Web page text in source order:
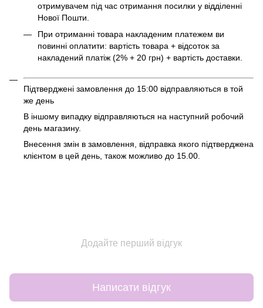
отримувачем під час отримання посилки у відділенні
Нової Пошти.
При отриманні товара накладеним платежем ви
повинні оплатити: вартість товара + відсоток за
накладений платіж (2% + 20 грн) + вартість доставки.
Підтверджені замовлення до 15:00 відправляються в той
же день
В іншому випадку відправляються на наступний робочий
день магазину.
Внесення змін в замовлення, відправка якого підтверджена
клієнтом в цей день, також можливо до 15.00.
Додайте перший відгук
Написати відгук